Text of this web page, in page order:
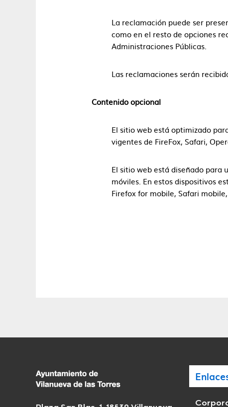
La reclamación puede ser
como en el resto de opciones
Administraciones Públicas.
Las reclamaciones serán
Contenido opcional
El sitio web está optimizado
vigentes de FireFox, Safari,
El sitio web está diseñado para
móviles. En estos dispositivos
Firefox for mobile, Safari